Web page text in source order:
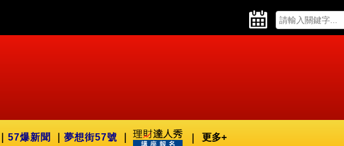
57爆新聞 夢想街57號 更多+